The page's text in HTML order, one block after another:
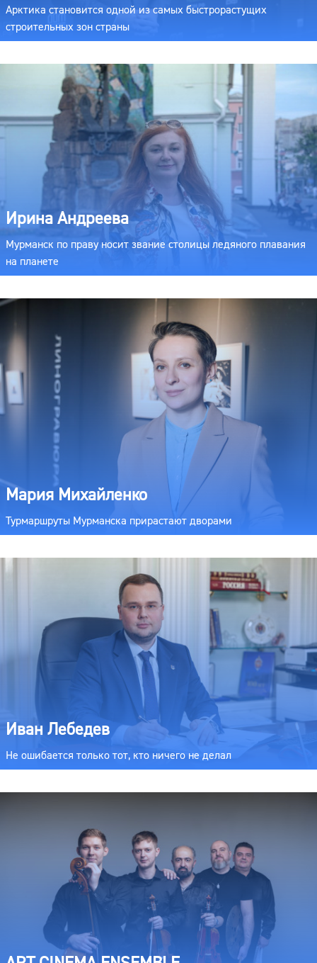
Арктика становится одной из самых быстрорастущих
строительных зон страны
Ирина Андреева
Мурманск по праву носит звание столицы ледяного плавания
на планете
Мария Михайленко
Турмаршруты Мурманска прирастают дворами
Иван Лебедев
Не ошибается только тот, кто ничего не делал